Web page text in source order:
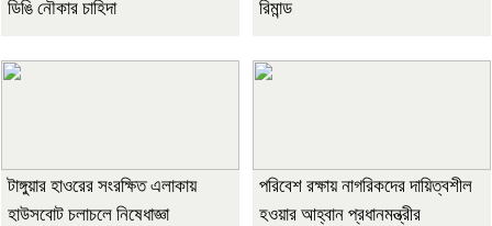
ডিঙি নৌকার চাহিদা রিমান্ড
টাঙ্গুয়ার হাওরের সংরক্ষিত এলাকায়
হাউসবোট চলাচলে নিষেধাজ্ঞা
পরিবেশ রক্ষায় নাগরিকদের দায়িত্বশীল
হওয়ার আহ্বান প্রধানমন্ত্রীর